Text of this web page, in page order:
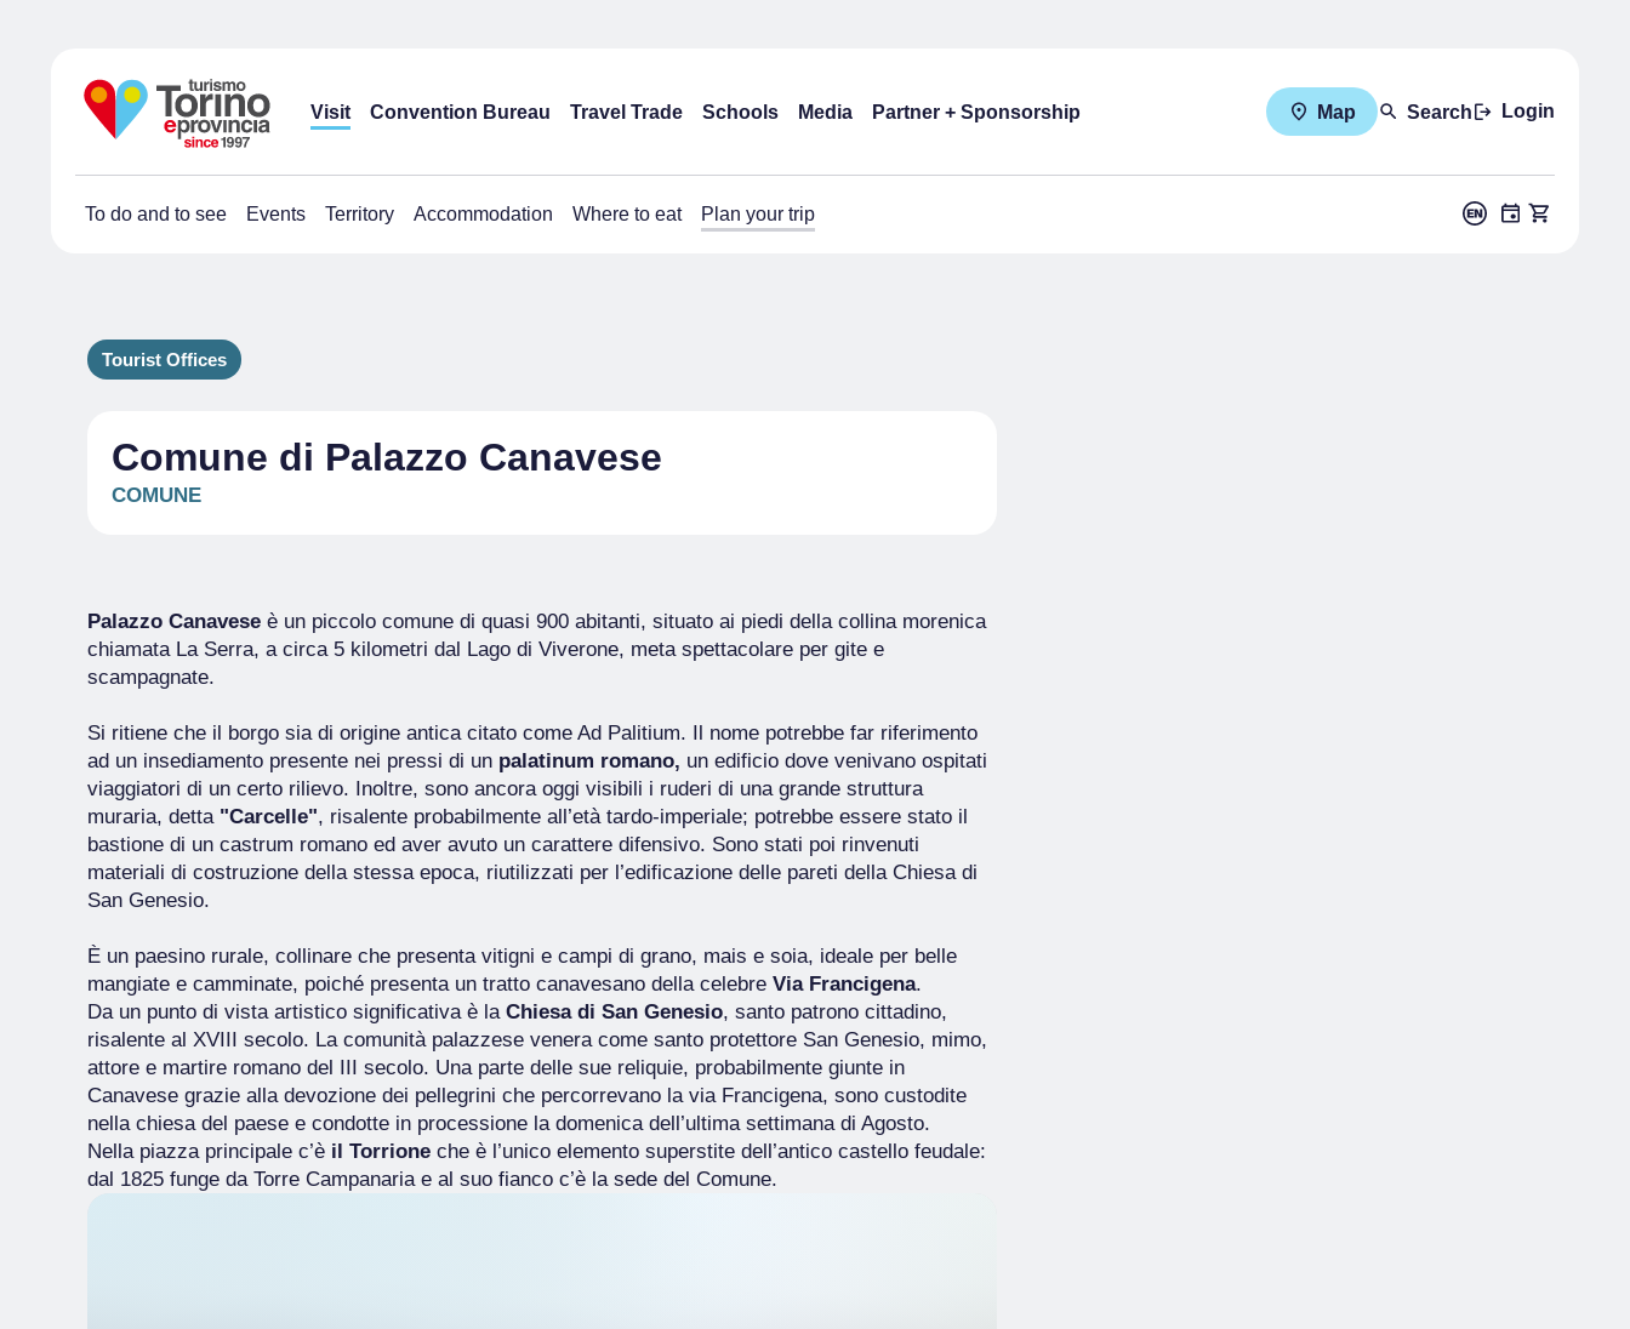
Visit Convention Bureau Travel Trade Schools Media Partner + Sponsorship Map Search Login
To do and to see Events Territory Accommodation Where to eat Plan your trip
Tourist Offices
Comune di Palazzo Canavese
COMUNE
Palazzo Canavese è un piccolo comune di quasi 900 abitanti, situato ai piedi della collina morenica
chiamata La Serra, a circa 5 kilometri dal Lago di Viverone, meta spettacolare per gite e
scampagnate.
Si ritiene che il borgo sia di origine antica citato come Ad Palitium. Il nome potrebbe far riferimento
ad un insediamento presente nei pressi di un palatinum romano, un edificio dove venivano ospitati
viaggiatori di un certo rilievo. Inoltre, sono ancora oggi visibili i ruderi di una grande struttura
muraria, detta "Carcelle", risalente probabilmente all’età tardo-imperiale; potrebbe essere stato il
bastione di un castrum romano ed aver avuto un carattere difensivo. Sono stati poi rinvenuti
materiali di costruzione della stessa epoca, riutilizzati per l’edificazione delle pareti della Chiesa di
San Genesio.
È un paesino rurale, collinare che presenta vitigni e campi di grano, mais e soia, ideale per belle
mangiate e camminate, poiché presenta un tratto canavesano della celebre Via Francigena.
Da un punto di vista artistico significativa è la Chiesa di San Genesio, santo patrono cittadino,
risalente al XVIII secolo. La comunità palazzese venera come santo protettore San Genesio, mimo,
attore e martire romano del III secolo. Una parte delle sue reliquie, probabilmente giunte in
Canavese grazie alla devozione dei pellegrini che percorrevano la via Francigena, sono custodite
nella chiesa del paese e condotte in processione la domenica dell’ultima settimana di Agosto.
Nella piazza principale c’è il Torrione che è l’unico elemento superstite dell’antico castello feudale:
dal 1825 funge da Torre Campanaria e al suo fianco c’è la sede del Comune.